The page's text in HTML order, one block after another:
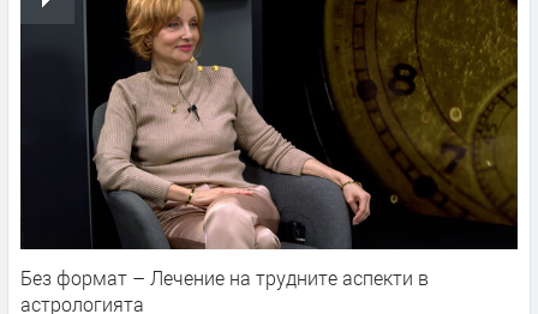
Без формат – Лечение на трудните аспекти в
астрологията